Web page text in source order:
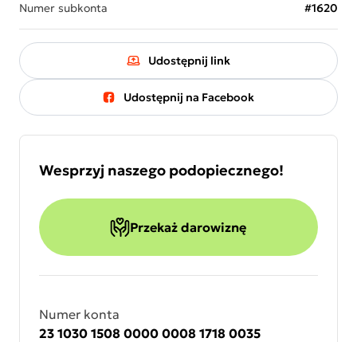
Numer subkonta #1620
Udostępnij link
Udostępnij na Facebook
Wesprzyj naszego podopiecznego!
Przekaż darowiznę
Numer konta
23 1030 1508 0000 0008 1718 0035